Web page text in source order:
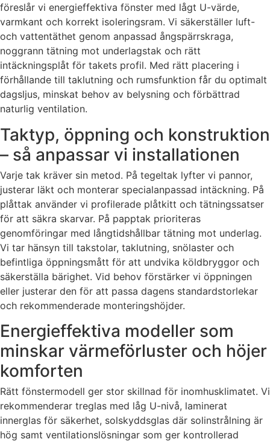
föreslår vi energieffektiva fönster med lågt U-värde,
varmkant och korrekt isoleringsram. Vi säkerställer luft-
och vattentäthet genom anpassad ångspärrskraga,
noggrann tätning mot underlagstak och rätt
intäckningsplåt för takets profil. Med rätt placering i
förhållande till taklutning och rumsfunktion får du optimalt
dagsljus, minskat behov av belysning och förbättrad
naturlig ventilation.
Taktyp, öppning och konstruktion
– så anpassar vi installationen
Varje tak kräver sin metod. På tegeltak lyfter vi pannor,
justerar läkt och monterar specialanpassad intäckning. På
plåttak använder vi profilerade plåtkitt och tätningssatser
för att säkra skarvar. På papptak prioriteras
genomföringar med långtidshållbar tätning mot underlag.
Vi tar hänsyn till takstolar, taklutning, snölaster och
befintliga öppningsmått för att undvika köldbryggor och
säkerställa bärighet. Vid behov förstärker vi öppningen
eller justerar den för att passa dagens standardstorlekar
och rekommenderade monteringshöjder.
Energieffektiva modeller som
minskar värmeförluster och höjer
komforten
Rätt fönstermodell ger stor skillnad för inomhusklimatet. Vi
rekommenderar treglas med låg U-nivå, laminerat
innerglas för säkerhet, solskyddsglas där solinstrålning är
hög samt ventilationslösningar som ger kontrollerad